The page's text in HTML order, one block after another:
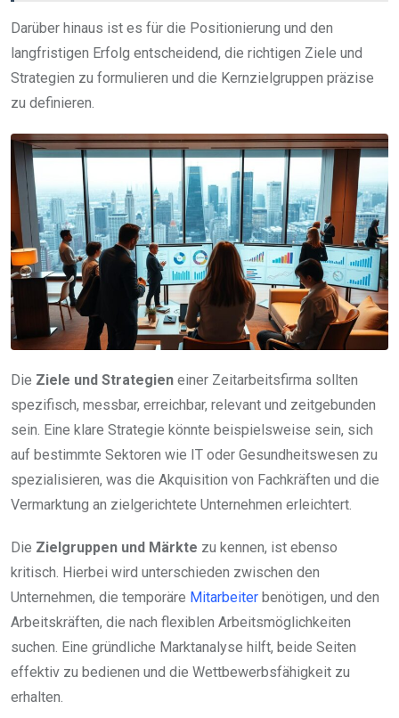
Darüber hinaus ist es für die Positionierung und den
langfristigen Erfolg entscheidend, die richtigen Ziele und
Strategien zu formulieren und die Kernzielgruppen präzise
zu definieren.
Die Ziele und Strategien einer Zeitarbeitsfirma sollten
spezifisch, messbar, erreichbar, relevant und zeitgebunden
sein. Eine klare Strategie könnte beispielsweise sein, sich
auf bestimmte Sektoren wie IT oder Gesundheitswesen zu
spezialisieren, was die Akquisition von Fachkräften und die
Vermarktung an zielgerichtete Unternehmen erleichtert.
Die Zielgruppen und Märkte zu kennen, ist ebenso
kritisch. Hierbei wird unterschieden zwischen den
Unternehmen, die temporäre Mitarbeiter benötigen, und den
Arbeitskräften, die nach flexiblen Arbeitsmöglichkeiten
suchen. Eine gründliche Marktanalyse hilft, beide Seiten
effektiv zu bedienen und die Wettbewerbsfähigkeit zu
erhalten.